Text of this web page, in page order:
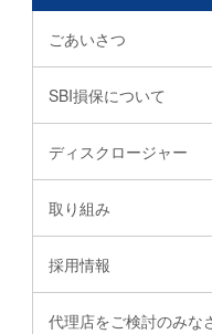
ごあいさつ
SBI損保について
ディスクロージャー
取り組み
採用情報
代理店をご検討のみな